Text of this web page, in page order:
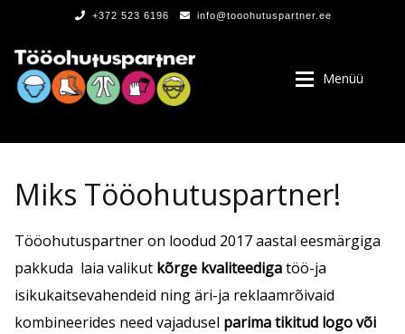
+372 523 6196 info@tooohutuspartner.ee
Menüü
Miks Tööohutuspartner!
Tööohutuspartner on loodud 2017 aastal eesmärgiga
pakkuda laia valikut kõrge kvaliteedigatöö-ja
isikukaitsevahendeid ning äri-ja reklaamrõivaid
kombineerides need vajadusel parima tikitud logo või